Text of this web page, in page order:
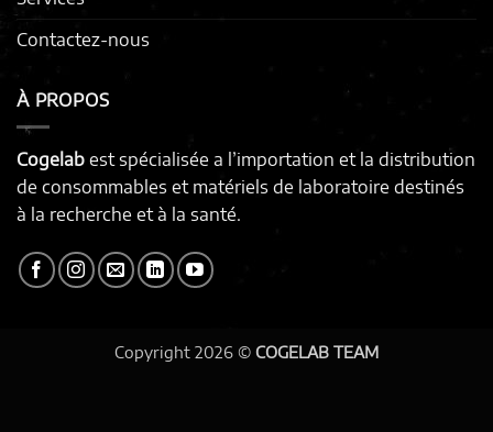
Contactez-nous
À PROPOS
Cogelab est spécialisée a l’importation et la distribution
de consommables et matériels de laboratoire destinés
à la recherche et à la santé.
Copyright 2026 © COGELAB TEAM